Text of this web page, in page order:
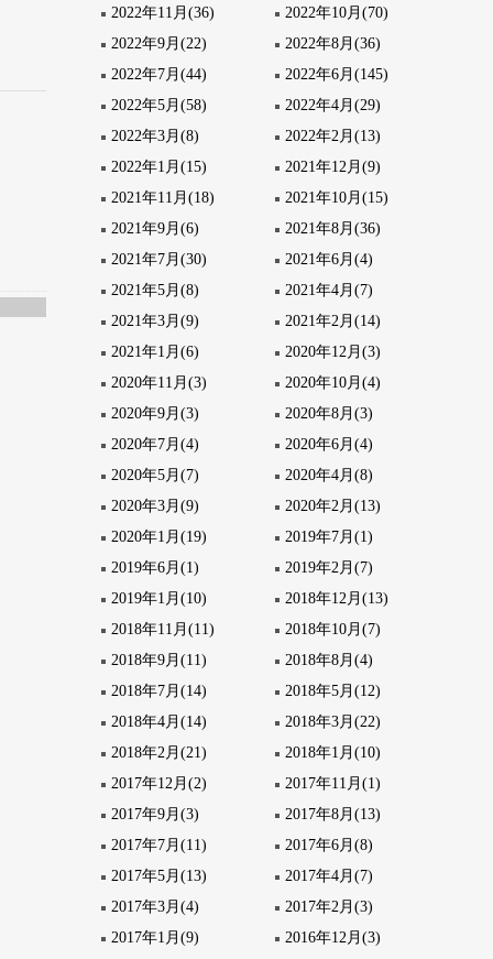
2022年11月(36)
2022年10月(70)
2022年9月(22)
2022年8月(36)
2022年7月(44)
2022年6月(145)
2022年5月(58)
2022年4月(29)
2022年3月(8)
2022年2月(13)
2022年1月(15)
2021年12月(9)
2021年11月(18)
2021年10月(15)
2021年9月(6)
2021年8月(36)
2021年7月(30)
2021年6月(4)
2021年5月(8)
2021年4月(7)
2021年3月(9)
2021年2月(14)
2021年1月(6)
2020年12月(3)
2020年11月(3)
2020年10月(4)
2020年9月(3)
2020年8月(3)
2020年7月(4)
2020年6月(4)
2020年5月(7)
2020年4月(8)
2020年3月(9)
2020年2月(13)
2020年1月(19)
2019年7月(1)
2019年6月(1)
2019年2月(7)
2019年1月(10)
2018年12月(13)
2018年11月(11)
2018年10月(7)
2018年9月(11)
2018年8月(4)
2018年7月(14)
2018年5月(12)
2018年4月(14)
2018年3月(22)
2018年2月(21)
2018年1月(10)
2017年12月(2)
2017年11月(1)
2017年9月(3)
2017年8月(13)
2017年7月(11)
2017年6月(8)
2017年5月(13)
2017年4月(7)
2017年3月(4)
2017年2月(3)
2017年1月(9)
2016年12月(3)